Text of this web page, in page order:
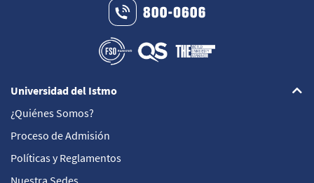
Universidad del Istmo
¿Quiénes Somos?
Proceso de Admisión
Políticas y Reglamentos
Nuestra Sedes